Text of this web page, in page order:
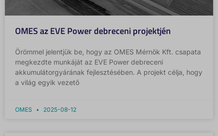
OMES az EVE Power debreceni projektjén
Örömmel jelentjük be, hogy az OMES Mérnök Kft. csapata
megkezdte munkáját az EVE Power debreceni
akkumulátorgyárának fejlesztésében. A projekt célja, hogy
a világ egyik vezető
OMES 2025-08-12